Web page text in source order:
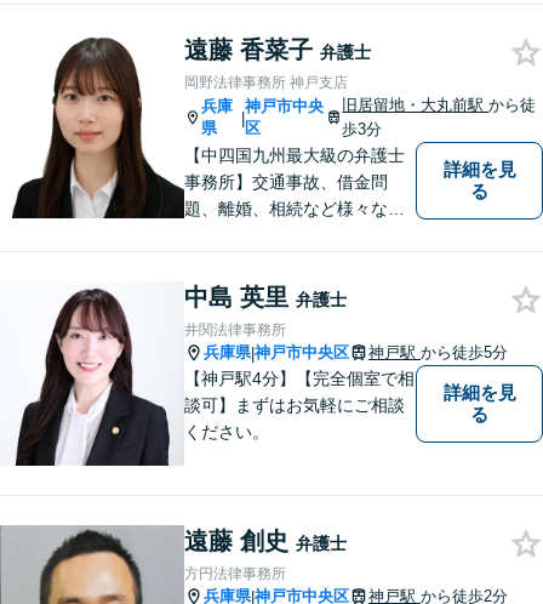
遠藤 香菜子 弁護士
岡野法律事務所 神戸支店
兵庫
県
|
神戸市中央
区
旧居留地・大丸前駅から徒
歩3分
【中四国九州最大級の弁護士
事務所】交通事故、借金問
題、離婚、相続など様々な問
まずはお気軽にご相談くださ
い！
詳細を見
る
中島 英里 弁護士
井関法律事務所
兵庫県|神戸市中央区 神戸駅 から徒歩5分
【神戸駅4分】【完全個室で相
談可】まずはお気軽にご相談
ください。
詳細を見
る
遠藤 創史 弁護士
方円法律事務所
兵庫県|神戸市中央区 神戸駅 から徒歩2分